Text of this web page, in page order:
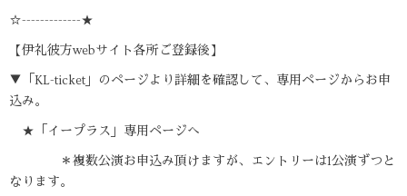
☆-------------★
【伊礼彼方webサイト各所ご登録後】
▼「KL-ticket」のページより詳細を確認して、専用ページからお申
込み。
★「イープラス」専用ページへ
＊複数公演お申込み頂けますが、エントリーは1公演ずつと
なります。